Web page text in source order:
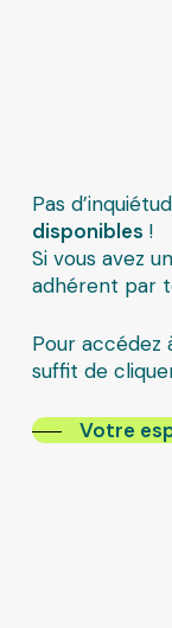
Pas
disponibles !
Si vous avez
adhérent par
Pour accédez
suffit de
Votre